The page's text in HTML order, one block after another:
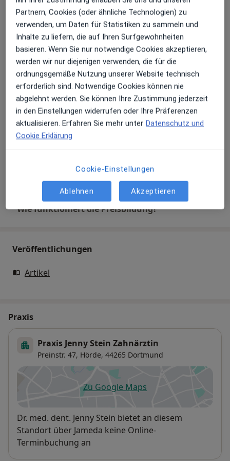
Angstpatient/Zahnarztangst
Endodontologie
Keramikfüllung / Keramikinlay (Beratung)
Kinderzahnbehandlung
Kinderzahnmedizin
Parodontitis (Beratung)
Professionelle Zahnreinigung (Prophylaxe)
Wie funktioniert die Preisbildung?
Veröffentlichungen
Artikel
Praxis
Praxis Jenny Stein Zahnärztin
Preinstr. 47, Hörde, 44265 Dortmund
Zu Google Mapsöffnet in einer neuen
Verfügbarkeit
Dr. med. dent. Jenny Stein bietet an diesem
Standort über Jameda keine Online-
Terminbuchung an
Partnern, Cookies (oder ähnliche Technologien) zu
verwenden, um Daten für Statistiken zu sammeln und
Inhalte zu liefern, die auf Ihren Surfgewohnheiten
basieren. Wenn Sie nur notwendige Cookies akzeptieren,
werden wir nur diejenigen verwenden, die für die
ordnungsgemäße Nutzung unserer Website technisch
erforderlich sind. Notwendige Cookies können nie
abgelehnt werden. Sie können Ihre Zustimmung jederzeit
in den Einstellungen widerrufen oder Ihre Präferenzen
aktualisieren. Erfahren Sie mehr unter Datenschutz und
Cookie Erklärung
Cookie-Einstellungen
Ablehnen Akzeptieren